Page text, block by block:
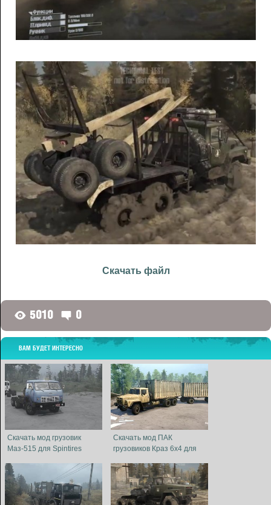
Скачать файл
G 5010 D 0
ВАМ БУДЕТ ИНТЕРЕСНО
Скачать мод грузовик
Маз-515 для Spintires
Скачать мод ПАК
грузовиков Краз 6x4 для